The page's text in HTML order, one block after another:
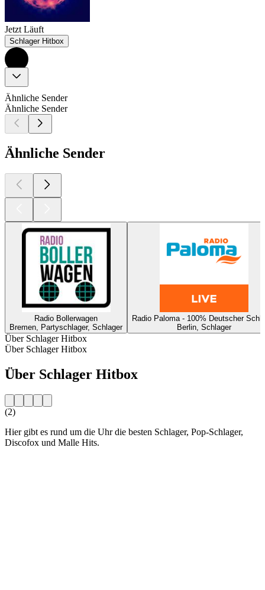
Jetzt Läuft
Schlager Hitbox
Ähnliche Sender
Ähnliche Sender
Ähnliche Sender
Radio Bollerwagen
Bremen, Partyschlager, Schlager
Radio Paloma - 100% Deutscher
Berlin, Schlager
Über Schlager Hitbox
Über Schlager Hitbox
Über Schlager Hitbox
(2)
Hier gibt es rund um die Uhr die besten Schlager, Pop-Schlager,
Discofox und Malle Hits.